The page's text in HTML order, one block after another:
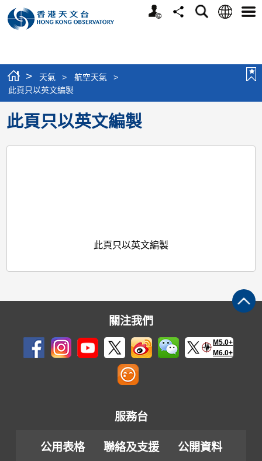
個
分
搜
語
選
> 天氣 > 航空天氣
>
此頁只以英文編製
此頁只以英文編製
此頁只以英文編製
關注我們
M5.0+
M6.0+
服務台
公用表格 聯絡及支援
公開資料